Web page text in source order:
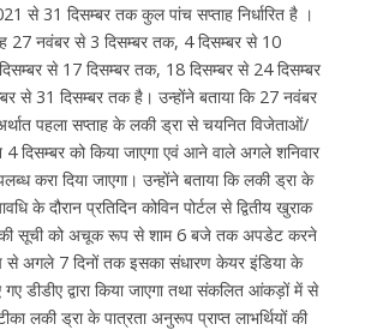
से 31 दिसम्बर तक कुल पांच सप्ताह निर्धारित है ।
27 नवंबर से 3 दिसम्बर तक, 4 दिसम्बर से 10
से 17 दिसम्बर तक, 18 दिसम्बर से 24 दिसम्बर
से 31 दिसम्बर तक है। उन्होंने बताया कि 27 नवंबर
पहला सप्ताह के लकी ड्रा से चयनित विजेताओं/
4 दिसम्बर को किया जाएगा एवं आने वाले अगले शनिवार
करा दिया जाएगा। उन्होंने बताया कि लकी ड्रा के
के दौरान प्रतिदिन कोविन पोर्टल से द्वितीय खुराक
की सूची को अचूक रूप से शाम 6 बजे तक अपडेट करने
अगले 7 दिनों तक इसका संधारण केयर इंडिया के
गए डीडीए द्वारा किया जाएगा तथा संकलित आंकड़ों में से
लकी ड्रा के पात्रता अनुरूप प्राप्त लाभर्थियों की